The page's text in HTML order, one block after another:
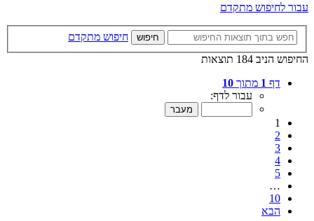
עבור לחיפוש מתקדם
חיפוש
חיפוש מתקדם
החיפוש הניב 184 תוצאות
דף 1 מתוך 10
עבור לדף:
1
2
3
4
5
…
10
הבא